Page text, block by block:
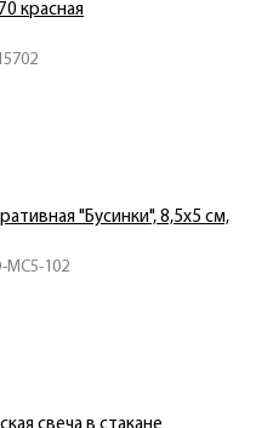
красная
МС5-102
"Бусинки", 8,5х5 см,